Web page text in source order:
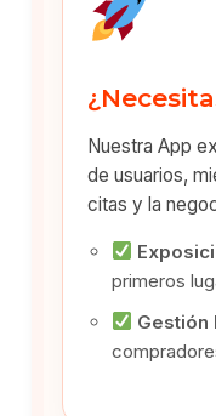
Nuestra App
de usuarios,
citas y la
primeros
Gestión